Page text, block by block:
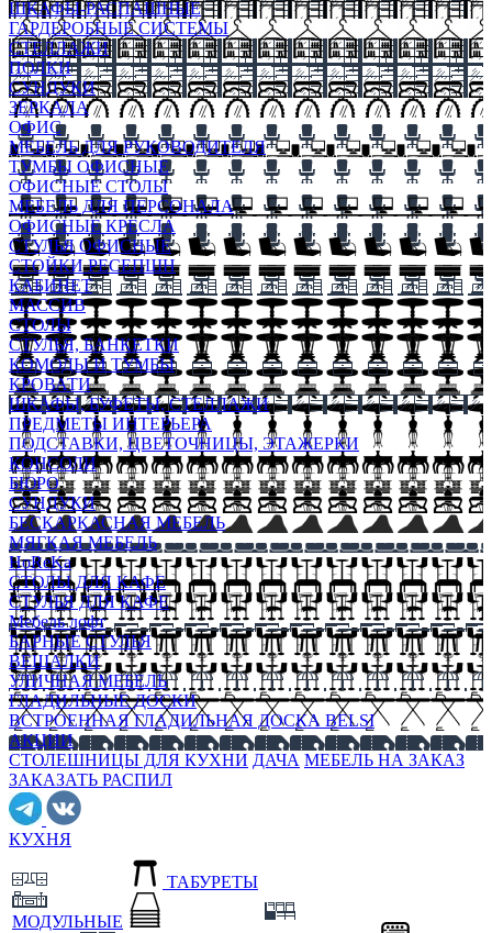
ШКАФЫ-РАСПАШНЫЕ
ГАРДЕРОБНЫЕ СИСТЕМЫ
СТЕЛЛАЖИ
ПОЛКИ
СУНДУКИ
ЗЕРКАЛА
ОФИС
МЕБЕЛЬ ДЛЯ РУКОВОДИТЕЛЯ
ТУМБЫ ОФИСНЫЕ
ОФИСНЫЕ СТОЛЫ
МЕБЕЛЬ ДЛЯ ПЕРСОНАЛА
ОФИСНЫЕ КРЕСЛА
СТУЛЬЯ ОФИСНЫЕ
СТОЙКИ РЕСЕПШН
КАБИНЕТ
МАССИВ
СТОЛЫ
СТУЛЬЯ, БАНКЕТКИ
КОМОДЫ И ТУМБЫ
КРОВАТИ
ШКАФЫ, БУФЕТЫ, СТЕЛЛАЖИ
ПРЕДМЕТЫ ИНТЕРЬЕРА
ПОДСТАВКИ, ЦВЕТОЧНИЦЫ, ЭТАЖЕРКИ
КОНСОЛИ
БЮРО
СУНДУКИ
БЕСКАРКАСНАЯ МЕБЕЛЬ
МЯГКАЯ МЕБЕЛЬ
HoReKa
СТОЛЫ ДЛЯ КАФЕ
СТУЛЬЯ ДЛЯ КАФЕ
Мебель лофт
БАРНЫЕ СТУЛЬЯ
ВЕШАЛКИ
УЛИЧНАЯ МЕБЕЛЬ
ГЛАДИЛЬНЫЕ ДОСКИ
ВСТРОЕННАЯ ГЛАДИЛЬНАЯ ДОСКА BELSI
АКЦИИ
СТОЛЕШНИЦЫ ДЛЯ КУХНИ ДАЧА МЕБЕЛЬ НА ЗАКАЗ
ЗАКАЗАТЬ РАСПИЛ
КУХНЯ
МОДУЛЬНЫЕ
ТАБУРЕТЫ